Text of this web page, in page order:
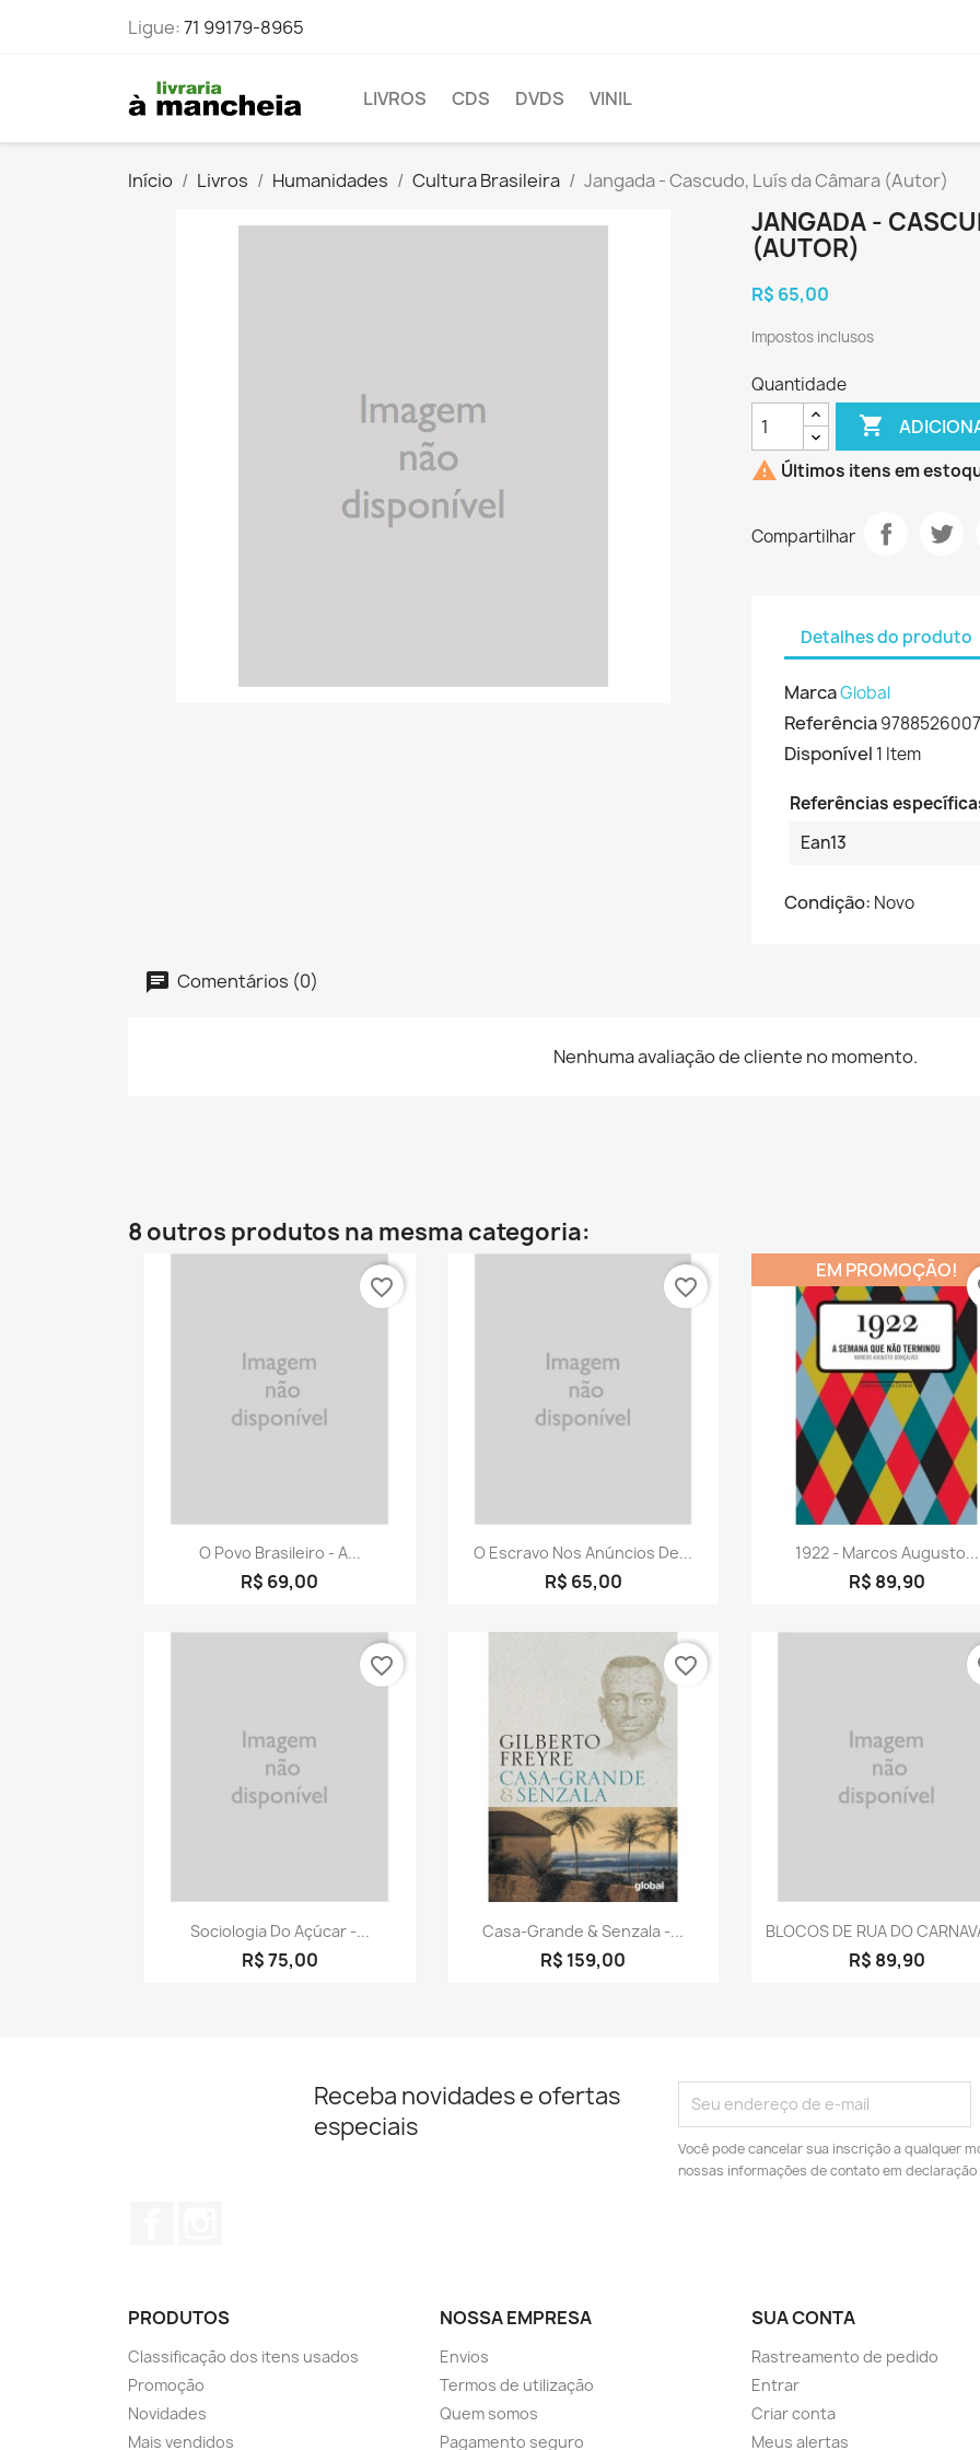
Ligue:71 99179-8965
LIVROS CDS DVDS VINIL
Início Livros Humanidades Cultura Brasileira Jangada - Cascudo, Luís da Câmara (Autor)
JANGADA -
(AUTOR)
R$ 65,00
Impostos inclusos
Quantidade

 Últimos itens em
Compartilhar
Detalhes do produto
MarcaGlobal
Referência
Disponível 1 Item
Referências
Ean13
Condição: Novo
Comentários (0)
Nenhuma avaliação de cliente no momento.
8 outros produtos na mesma categoria:
Visualização rápida
O Povo Brasileiro - A...
R$ 69,00
favorite_border
Visualização rápida
O Escravo Nos Anúncios De...
R$ 65,00
favorite_border
Visualização rápida
1922 - Marcos Augusto...
R$ 89,90
EM PROMOÇÃO!
Visualização rápida
Sociologia Do Açúcar -...
R$ 75,00
favorite_border
Visualização rápida
Casa-Grande & Senzala -...
R$ 159,00
favorite_border
Visualização
BLOCOS DE RUA DO
R$ 89,90
Receba novidades e ofertas
especiais
Você pode cancelar sua inscrição a qualquer
nossas informações de contato em declaração
PRODUTOS
Classificação dos itens usados
Promoção
Novidades
Mais vendidos
NOSSA EMPRESA
Envios
Termos de utilização
Quem somos
Pagamento seguro
SUA CONTA
Rastreamento de pedido
Entrar
Criar conta
Meus alertas